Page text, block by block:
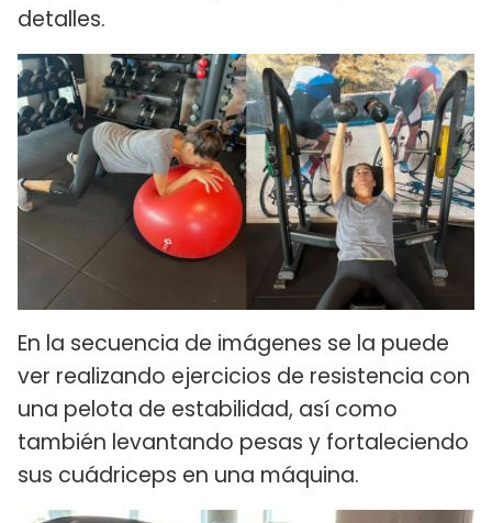
detalles.
En la secuencia de imágenes se la puede
ver realizando ejercicios de resistencia con
una pelota de estabilidad, así como
también levantando pesas y fortaleciendo
sus cuádriceps en una máquina.